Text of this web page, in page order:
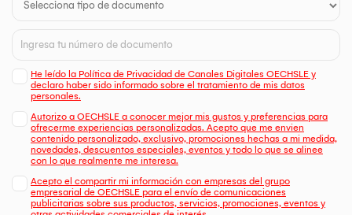
He leído la Política de Privacidad de Canales Digitales OECHSLE y
declaro haber sido informado sobre el tratamiento de mis datos
personales.
Autorizo a OECHSLE a conocer mejor mis gustos y preferencias para
ofrecerme experiencias personalizadas. Acepto que me envien
contenido personalizado, exclusivo, promociones hechas a mi medida,
novedades, descuentos especiales, eventos y todo lo que se alinee
con lo que realmente me interesa.
Acepto el compartir mi información con empresas del grupo
empresarial de OECHSLE para el envío de comunicaciones
publicitarias sobre sus productos, servicios, promociones, eventos y